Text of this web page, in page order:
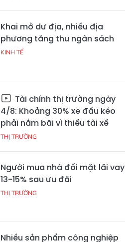
Khai mở dư địa, nhiều địa
phương tăng thu ngân sách
KINH TẾ
Tài chính thị trường ngày
4/8: Khoảng 30% xe đầu kéo
phải nằm bãi vì thiếu tài xế
THỊ TRƯỜNG
Người mua nhà đối mặt lãi vay
13-15% sau ưu đãi
THỊ TRƯỜNG
Nhiều sản phẩm công nghiệp